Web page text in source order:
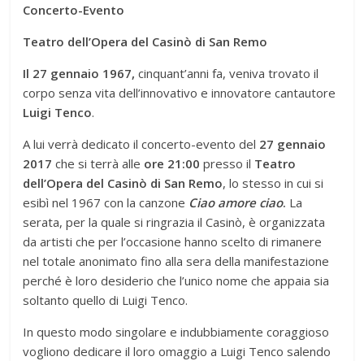
Concerto-Evento
Teatro dell’Opera del Casinò di San Remo
Il 27 gennaio 1967, cinquant’anni fa, veniva trovato il
corpo senza vita dell’innovativo e innovatore cantautore
Luigi Tenco.
A lui verrà dedicato il concerto-evento del 27 gennaio
2017 che si terrà alle ore 21:00 presso il Teatro
dell’Opera del Casinò di San Remo, lo stesso in cui si
esibì nel 1967 con la canzone Ciao amore ciao. La
serata, per la quale si ringrazia il Casinò, è organizzata
da artisti che per l’occasione hanno scelto di rimanere
nel totale anonimato fino alla sera della manifestazione
perché è loro desiderio che l’unico nome che appaia sia
soltanto quello di Luigi Tenco.
In questo modo singolare e indubbiamente coraggioso
vogliono dedicare il loro omaggio a Luigi Tenco salendo